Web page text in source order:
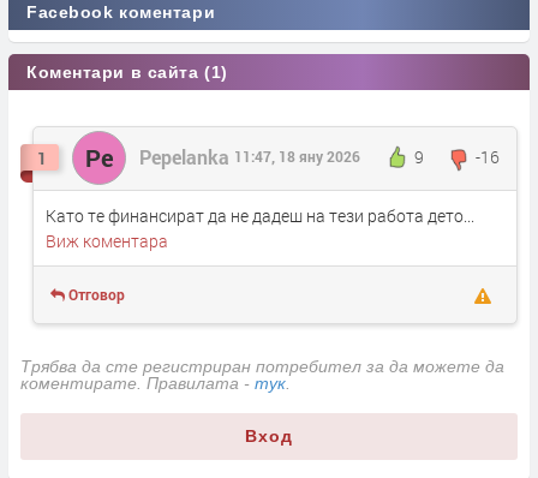
Facebook коментари
Коментари в сайта (1)
1 Pe Pepelanka 9 -16
11:47, 18 яну 2026
Като те финансират да не дадеш на тези работа дето...
Виж коментара
Отговор
Трябва да сте регистриран потребител за да можете да
коментирате. Правилата - тук.
Вход